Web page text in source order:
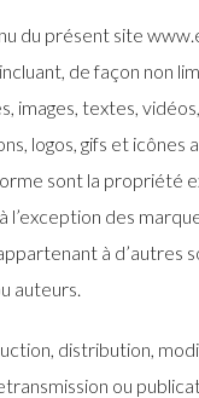
du présent site
de façon non
images, textes, vidéos,
logos, gifs et icônes
sont la propriété
l’exception des
à d’autres
auteurs.
distribution,
ou